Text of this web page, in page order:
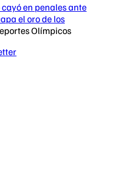
cayó en penales ante
el oro de los
Olímpicos